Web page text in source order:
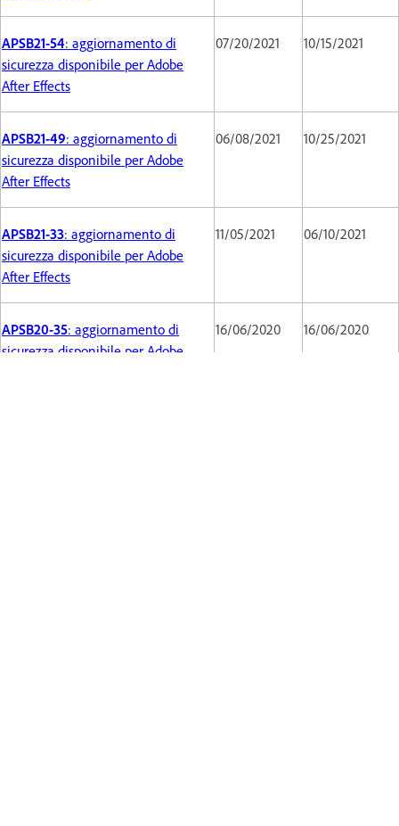
APSB21-54: aggiornamento di
sicurezza disponibile per Adobe
After Effects
07/20/2021 10/15/2021
APSB21-49: aggiornamento di
sicurezza disponibile per Adobe
After Effects
06/08/2021 10/25/2021
APSB21-33: aggiornamento di
sicurezza disponibile per Adobe
After Effects
11/05/2021 06/10/2021
APSB20-35: aggiornamento di
sicurezza disponibile per Adobe
16/06/2020 16/06/2020